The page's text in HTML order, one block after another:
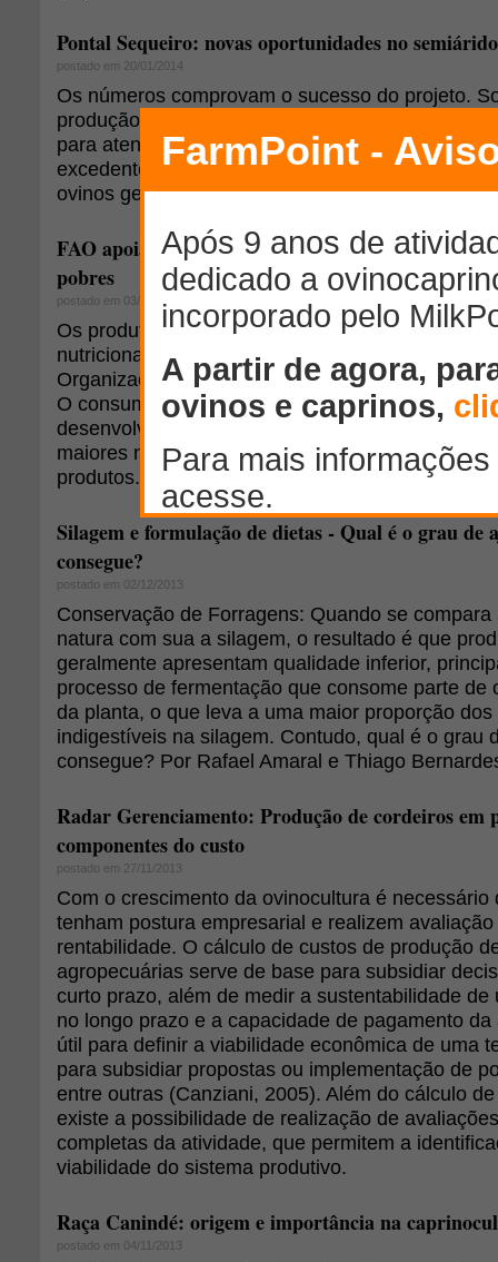
Pontal Sequeiro: novas oportunidades no
postado em 20/01/2014
Os números comprovam o sucesso do projeto.
produção local foi de mil toneladas de forragem,
para atender um rebanho de sete mil cabeças, e
excedente. A renda com a engorda e
ovinos gerou R$ 550 mil no ano passado.
FAO apoia uso de lácteos para melhorar nutrição
pobres
postado em 03/12/2013
Os produtos lácteos têm um importante papel
nutricionais entre as pessoas mais pobres do
Organização das Nações Unidas para
O consumo de lácteos aumentará em 25% até
desenvolvimento, mas os altos custos indicam
maiores necessidades nutricionais podem não
produtos.
Silagem e formulação de dietas - Qual é o grau de
consegue?
postado em 02/12/2013
Conservação de Forragens: Quando se
natura com sua a silagem, o resultado é que
geralmente apresentam qualidade inferior,
processo de fermentação que consome parte de
da planta, o que leva a uma maior proporção
indigestíveis na silagem. Contudo, qual é o grau
consegue? Por Rafael Amaral e Thiago
Radar Gerenciamento: Produção de cordeiros em
componentes do custo
postado em 27/11/2013
Com o crescimento da ovinocultura é necessário
tenham postura empresarial e realizem
rentabilidade. O cálculo de custos de produção
agropecuárias serve de base para subsidiar
curto prazo, além de medir a sustentabilidade de
no longo prazo e a capacidade de pagamento
útil para definir a viabilidade econômica de uma
para subsidiar propostas ou implementação de
entre outras (Canziani, 2005). Além do cálculo
existe a possibilidade de realização de
completas da atividade, que permitem a
viabilidade do sistema produtivo.
Raça Canindé: origem e importância na
postado em 04/11/2013